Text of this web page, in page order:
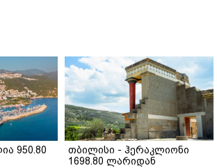
950.80
თბილისი - ჰერაკლიონი
1698.80 ლარიდან